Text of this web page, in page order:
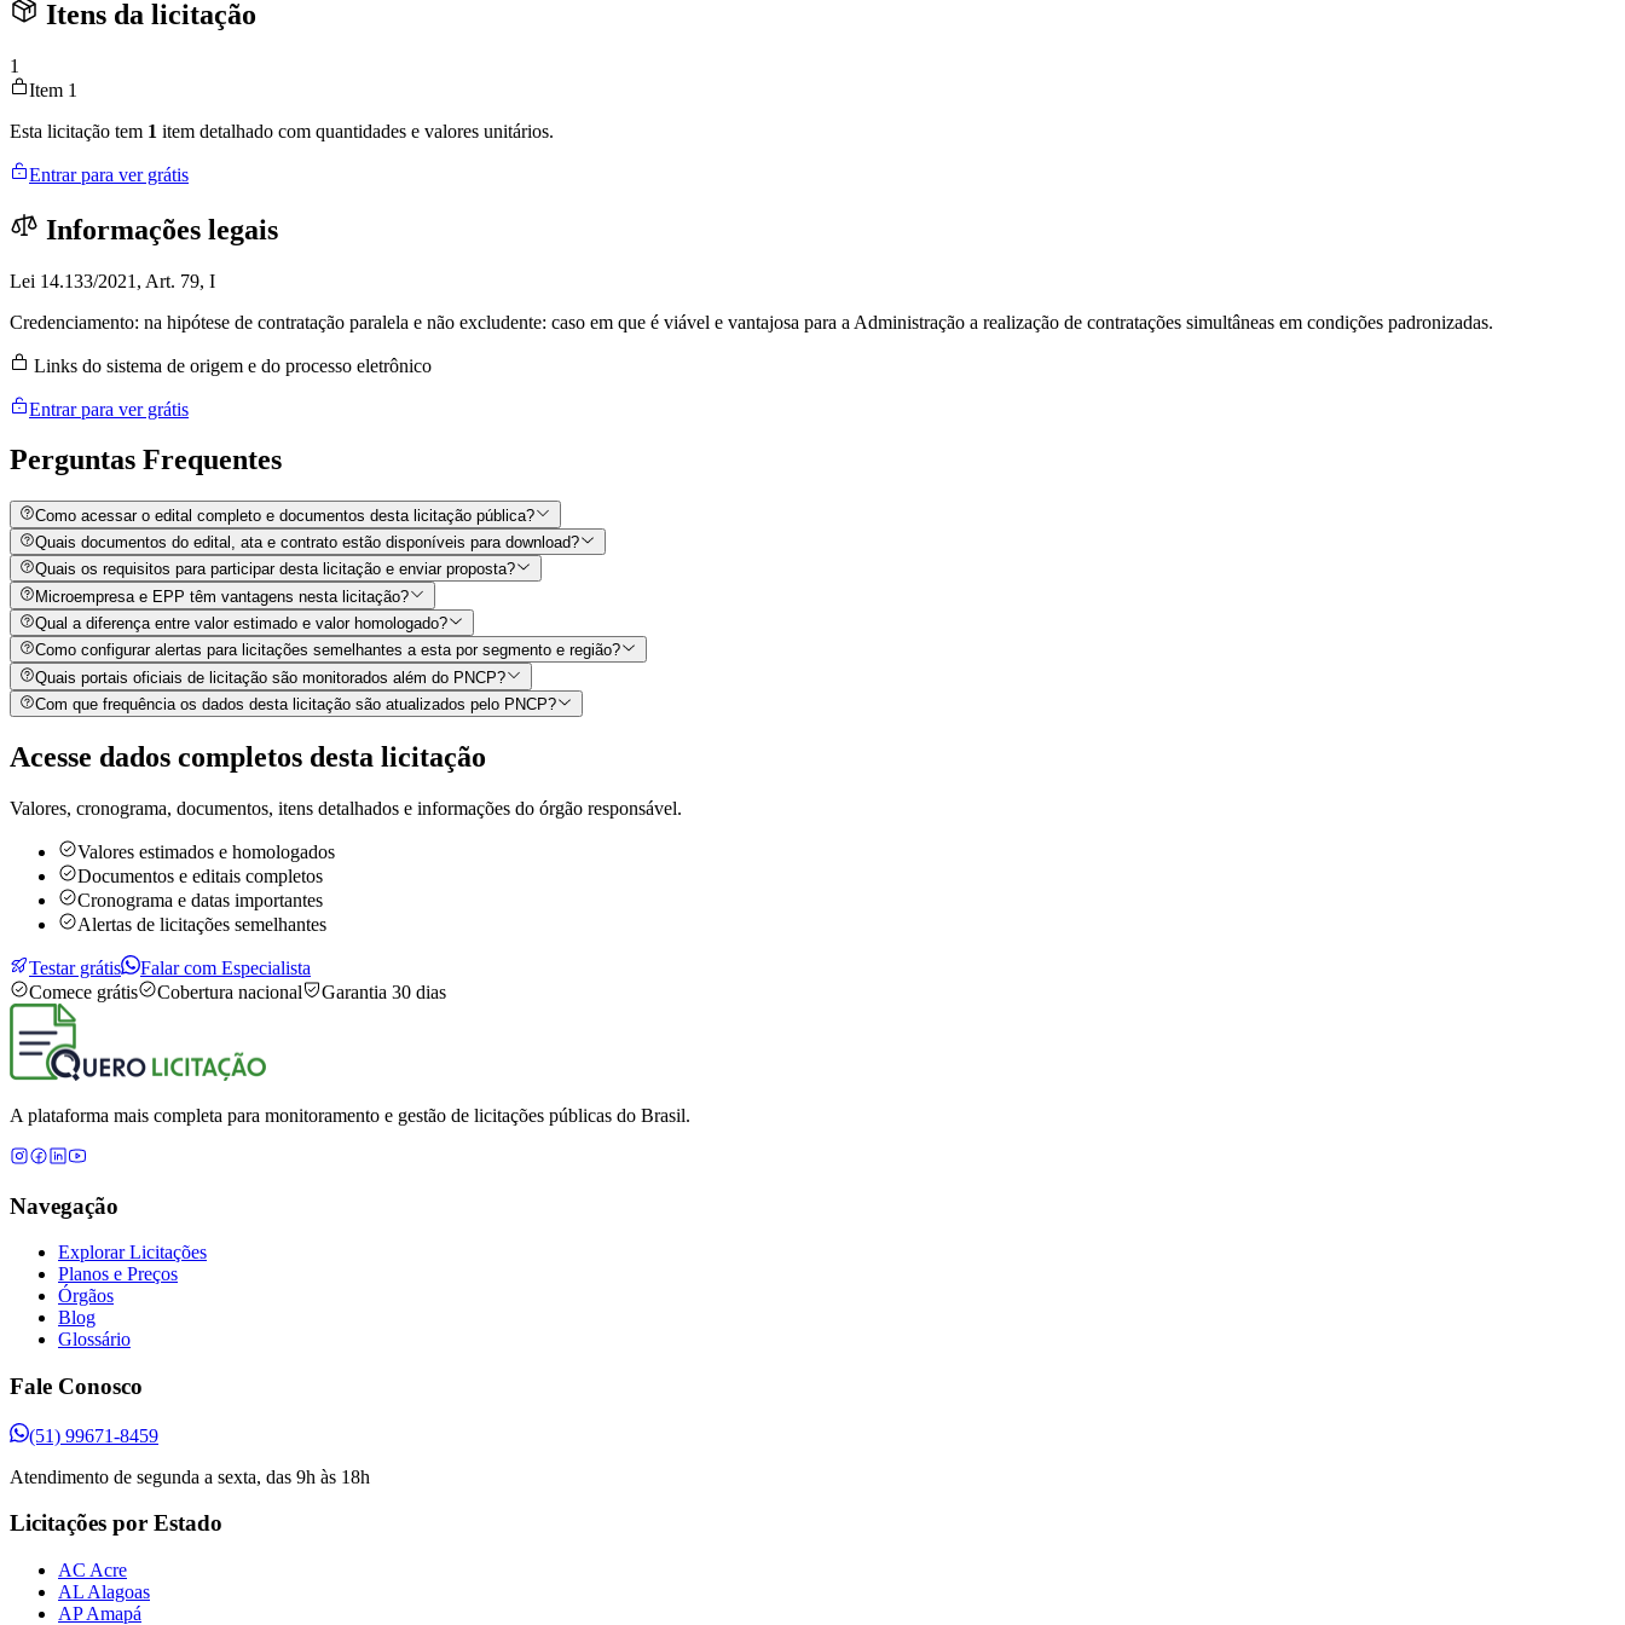
Itens da licitação
1
Item 1
Esta licitação tem 1 item detalhado com quantidades e valores unitários.
Entrar para ver grátis
Informações legais
Lei 14.133/2021, Art. 79, I
Credenciamento: na hipótese de contratação paralela e não excludente: caso em que é viável e vantajosa para a Administração a realização de contratações simultâneas em condições padronizadas.
Links do sistema de origem e do processo eletrônico
Entrar para ver grátis
Perguntas Frequentes
Como acessar o edital completo e documentos desta licitação pública?
Quais documentos do edital, ata e contrato estão disponíveis para download?
Quais os requisitos para participar desta licitação e enviar proposta?
Microempresa e EPP têm vantagens nesta licitação?
Qual a diferença entre valor estimado e valor homologado?
Como configurar alertas para licitações semelhantes a esta por segmento e região?
Quais portais oficiais de licitação são monitorados além do PNCP?
Com que frequência os dados desta licitação são atualizados pelo PNCP?
Acesse dados completos desta licitação
Valores, cronograma, documentos, itens detalhados e informações do órgão responsável.
Valores estimados e homologados
Documentos e editais completos
Cronograma e datas importantes
Alertas de licitações semelhantes
Testar grátis
Falar com Especialista
Comece grátis
Cobertura nacional Garantia 30 dias
A plataforma mais completa para monitoramento e gestão de licitações públicas do Brasil.
Navegação
Explorar Licitações
Planos e Preços
Órgãos
Blog
Glossário
Fale Conosco
(51) 99671-8459
Atendimento de segunda a sexta, das 9h às 18h
Licitações por Estado
AC Acre
AL Alagoas
AP Amapá